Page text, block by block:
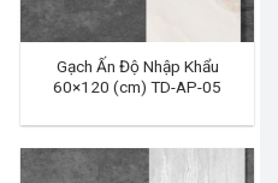
Gạch Ấn Độ Nhập Khẩu
60×120 (cm) TD-AP-05